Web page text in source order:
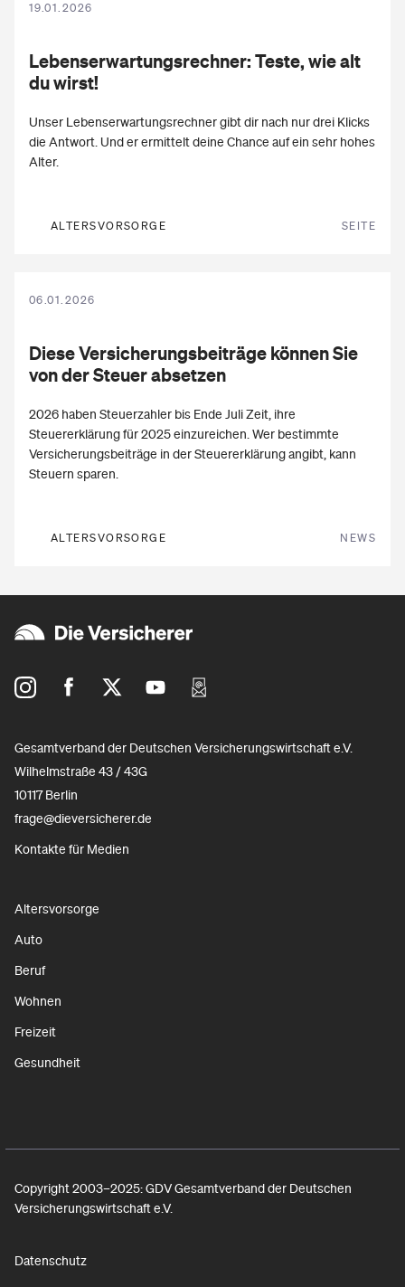
Lebenserwartungsrechner: Teste, wie alt
du wirst!
19.01.2026
Unser Lebenserwartungsrechner gibt dir nach nur drei Klicks
die Antwort. Und er ermittelt deine Chance auf ein sehr hohes
Alter.
ALTERSVORSORGE SEITE
DieseVersicherungsbeiträge können Sie
von der Steuer absetzen
06.01.2026
2026 haben Steuerzahler bis Ende Juli Zeit, ihre
Steuererklärung für 2025 einzureichen. Wer bestimmte
Versicherungsbeiträge in der Steuererklärung angibt, kann
Steuern sparen.
ALTERSVORSORGE NEWS
Gesamtverband der Deutschen Versicherungswirtschaft e.V.
Wilhelmstraße 43 / 43G
10117 Berlin
frage@dieversicherer.de
Kontakte für Medien
Altersvorsorge
Auto
Beruf
Wohnen
Freizeit
Gesundheit
Copyright 2003–2025: GDV Gesamtverband der Deutschen
Versicherungswirtschaft e.V.
Datenschutz